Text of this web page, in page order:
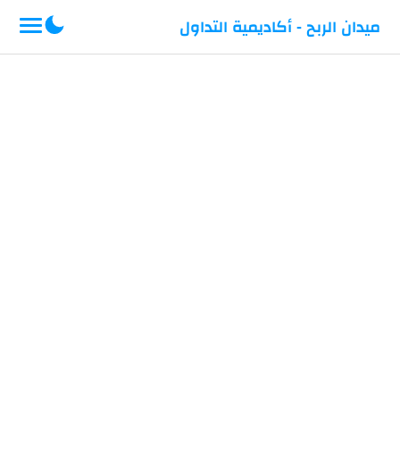
ميدان الربح - أكاديمية التداول